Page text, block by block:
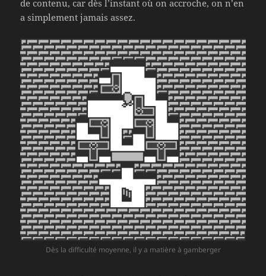
de contenu, car dès l’instant où on accroche, on n’en
a simplement jamais assez.
Dès la difficulté moyenne, il y a matière à gamberger